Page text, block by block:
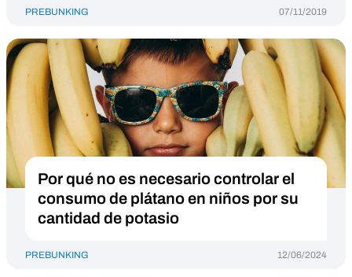
PREBUNKING 07/11/2019
Por qué no es necesario controlar el
consumo de plátano en niños por su
cantidad de potasio
PREBUNKING 12/06/2024